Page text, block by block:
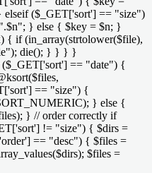
($_GET['sort'] == "size")
} else { $key = $n; }
{ if (in_array(strtolower($file),
die(); } } } }
($_GET['sort'] == "date") {
== "size") {
} else {
} // order correctly if
!= "size") { $dirs =
== "desc") { $files =
$files =